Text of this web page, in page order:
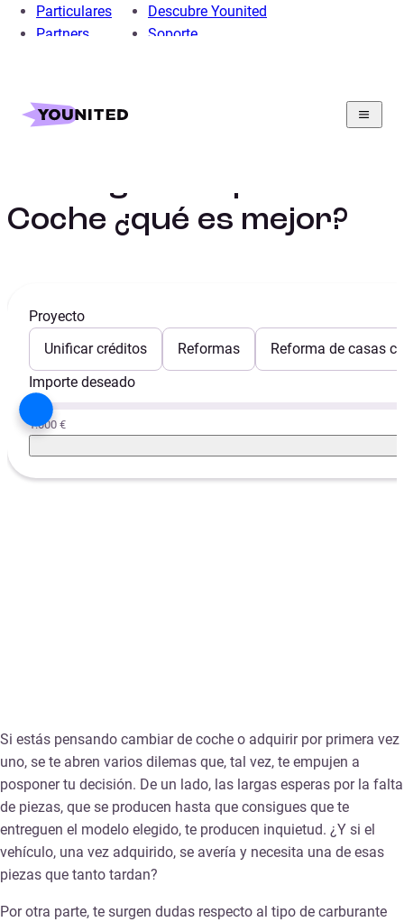
Particulares
Partners
Descubre Younited
Soporte
Home
Guia
Renting o Compra de Coche ¿qué es mejor?
Coche ¿qué es mejor?
Proyecto
Unificar créditos
Reformas
Reforma de casas
Importe deseado
1.000 €
Si estás pensando cambiar de coche o adquirir por primera vez
uno, se te abren varios dilemas que, tal vez, te empujen a
posponer tu decisión. De un lado, las largas esperas por la falta
de piezas, que se producen hasta que consigues que te
entreguen el modelo elegido, te producen inquietud. ¿Y si el
vehículo, una vez adquirido, se avería y necesita una de esas
piezas que tanto tardan?
Por otra parte, te surgen dudas respecto al tipo de carburante